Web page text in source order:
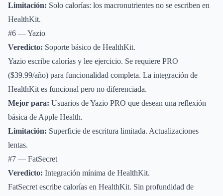
Limitación: Solo calorías: los macronutrientes no se escriben en
HealthKit.
#6 — Yazio
Veredicto: Soporte básico de HealthKit.
Yazio escribe calorías y lee ejercicio. Se requiere PRO
($39.99/año) para funcionalidad completa. La integración de
HealthKit es funcional pero no diferenciada.
Mejor para: Usuarios de Yazio PRO que desean una reflexión
básica de Apple Health.
Limitación: Superficie de escritura limitada. Actualizaciones
lentas.
#7 — FatSecret
Veredicto: Integración mínima de HealthKit.
FatSecret escribe calorías en HealthKit. Sin profundidad de